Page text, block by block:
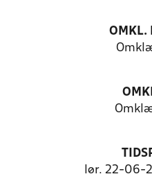
OMKL.
lør. 22-06-